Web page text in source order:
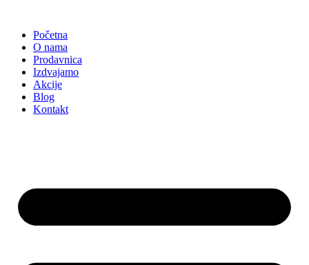
sadržajPočetna
O nama
Prodavnica
Izdvajamo
Akcije
Blog
Kontakt